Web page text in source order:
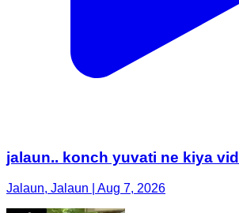
jalaun.. konch yuvati ne kiya
Jalaun, Jalaun | Aug 7, 2026